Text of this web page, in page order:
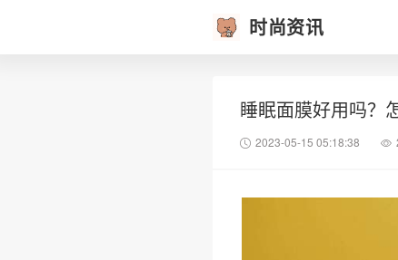
时尚资讯
睡眠面膜好用吗？
2023-05-15 05:18:38